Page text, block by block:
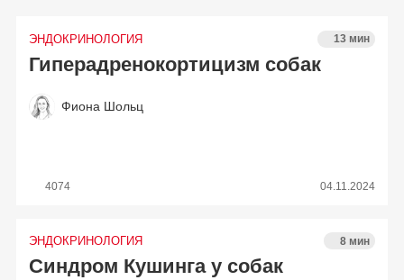
ЭНДОКРИНОЛОГИЯ 13 мин
Гиперадренокортицизм собак
Фиона Шольц
4074 04.11.2024
ЭНДОКРИНОЛОГИЯ 8 мин
Синдром Кушинга у собак